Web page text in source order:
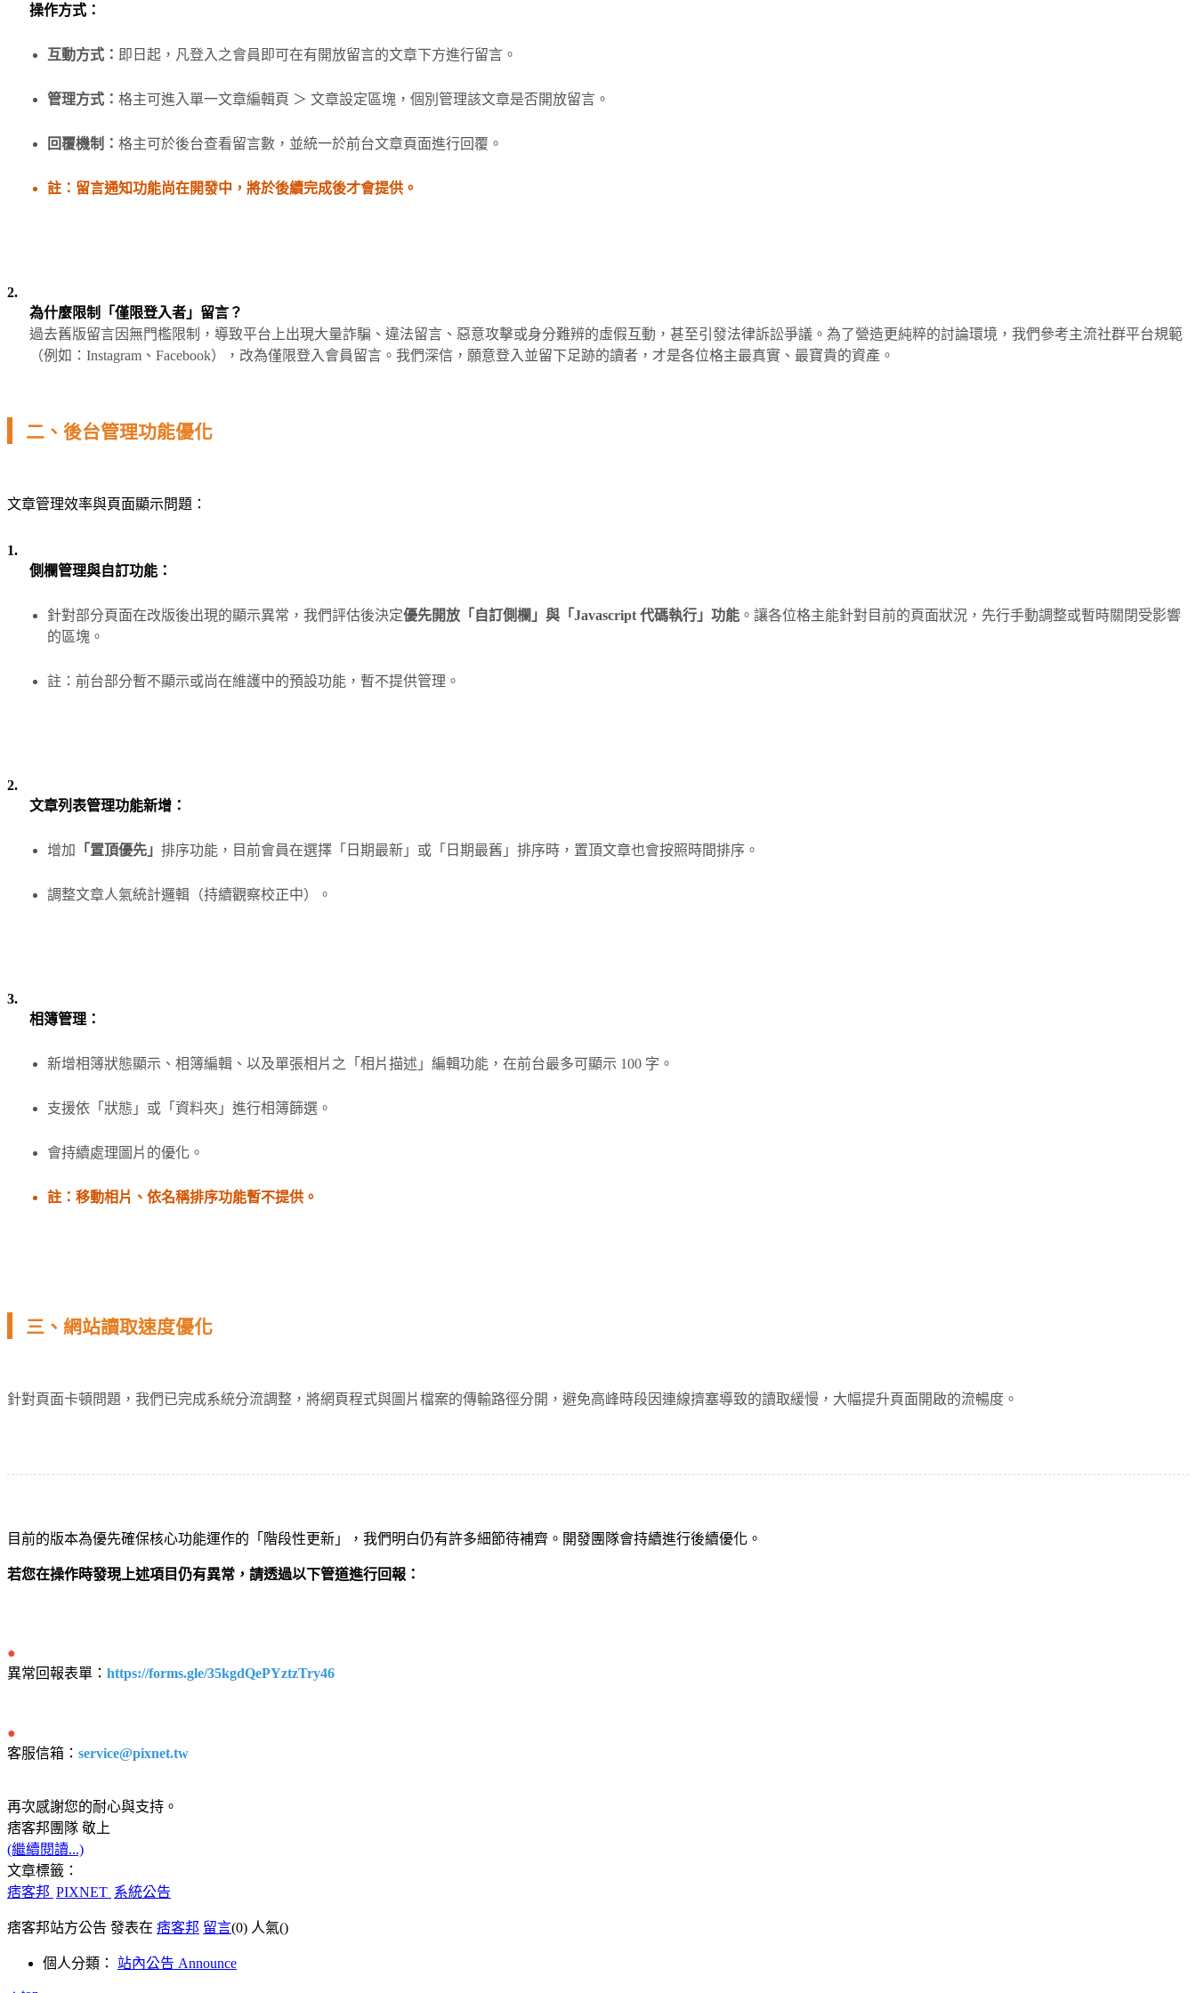
操作方式：
互動方式： 即日起，凡登入之會員即可在有開放留言的文章下方進行留言。
管理方式： 格主可進入單一文章編輯頁 ＞ 文章設定區塊，個別管理該文章是否開放留言。
回覆機制： 格主可於後台查看留言數，並統一於前台文章頁面進行回覆。
註：留言通知功能尚在開發中，將於後續完成後才會提供。
2.
為什麼限制「僅限登入者」留言？
過去舊版留言因無門檻限制，導致平台上出現大量詐騙、違法留言、惡意攻擊或身分難辨的虛假互動，甚至引發法律訴訟爭議。為了營造更純粹的討論環境，我們參考主流社群平台規範
（例如：Instagram、Facebook），改為僅限登入會員留言。我們深信，願意登入並留下足跡的讀者，才是各位格主最真實、最寶貴的資產。
二、後台管理功能優化
文章管理效率與頁面顯示問題：
1.
側欄管理與自訂功能：
針對部分頁面在改版後出現的顯示異常，我們評估後決定優先開放「自訂側欄」與「Javascript 代碼執行」功能 。讓各位格主能針對目前的頁面狀況，先行手動調整或暫時關閉受影響
的區塊。
註：前台部分暫不顯示或尚在維護中的預設功能，暫不提供管理。
2.
文章列表管理功能新增：
增加 「置頂優先」 排序功能，目前會員在選擇「日期最新」或「日期最舊」排序時，置頂文章也會按照時間排序。
調整文章人氣統計邏輯（持續觀察校正中）。
3.
相簿管理：
新增相簿狀態顯示、相簿編輯、以及單張相片之「相片描述」編輯功能，在前台最多可顯示 100 字。
支援依「狀態」或「資料夾」進行相簿篩選。
會持續處理圖片的優化。
註：移動相片、依名稱排序功能暫不提供。
三、網站讀取速度優化
針對頁面卡頓問題，我們已完成系統分流調整，將網頁程式與圖片檔案的傳輸路徑分開，避免高峰時段因連線擠塞導致的讀取緩慢，大幅提升頁面開啟的流暢度。
目前的版本為優先確保核心功能運作的「階段性更新」，我們明白仍有許多細節待補齊。開發團隊會持續進行後續優化。
若您在操作時發現上述項目仍有異常，請透過以下管道進行回報：
●
異常回報表單： https://forms.gle/35kgdQePYztzTry46
●
客服信箱： service@pixnet.tw
再次感謝您的耐心與支持。
痞客邦團隊 敬上
(繼續閱讀...)
文章標籤：
痞客邦 PIXNET 系統公告
痞客邦站方公告 發表在 痞客邦 留言(0) 人氣()
個人分類： 站內公告 Announce